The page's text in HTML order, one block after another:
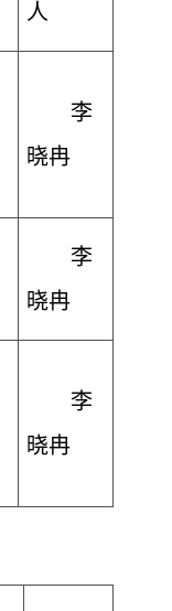
人
李
晓冉
李
晓冉
李
晓冉